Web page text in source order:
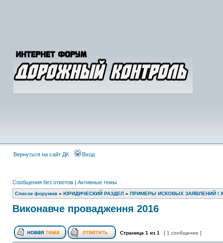
Вернуться на сайт ДК Вход
Сообщения без ответов | Активные темы
Список форумов » ЮРИДИЧЕСКИЙ РАЗДЕЛ » ПРИМЕРЫ ИСКОВЫХ ЗАЯВЛЕНИЙ \
Виконавче провадження 2016
Страница 1 из 1 [ 1 сообщение ]